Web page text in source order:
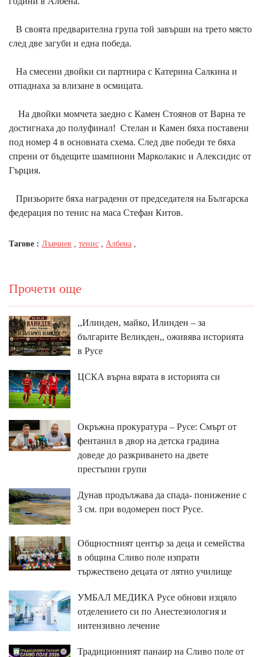
В своята предварителна група той завърши на трето място
след две загуби и една победа.
На смесени двойки си партнира с Катерина Салкина и
отпаднаха за влизане в осмицата.
На двойки момчета заедно с Камен Стоянов от Варна те
достигнаха до полуфинал! Стелан и Камен бяха поставени
под номер 4 в основната схема. След две победи те бяха
спрени от бъдещите шампиони Марколакис и Алексидис от
Гърция.
Призьорите бяха наградени от председателя на Българска
федерация по тенис на маса Стефан Китов.
Тагове : Лъвчиев тенис Албена
Прочети още
,,Илинден, майко, Илинден – за
българите Великден,, оживява историята
в Русе
ЦСКА върна вярата в историята си
Окръжна прокуратура – Русе: Смърт от
фентанил в двор на детска градина
доведе до разкриването на двете
престъпни групи
Дунав продължава да спада- понижение с
3 см. при водомерен пост Русе.
Общностният център за деца и семейства
в община Сливо поле изпрати
тържествено децата от лятно училище
УМБАЛ МЕДИКА Русе обнови изцяло
отделението си по Анестезиология и
интензивно лечение
Традиционният панаир на Сливо поле от